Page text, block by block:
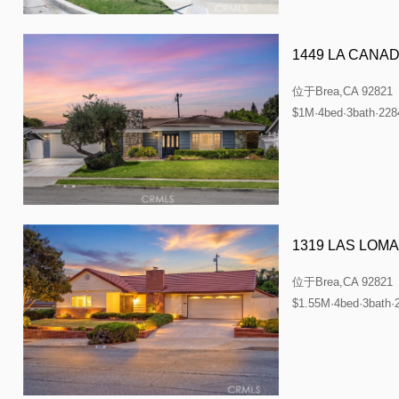
1449 LA
位于Brea,CA 92821
1319 LAS
位于Brea,CA 92821